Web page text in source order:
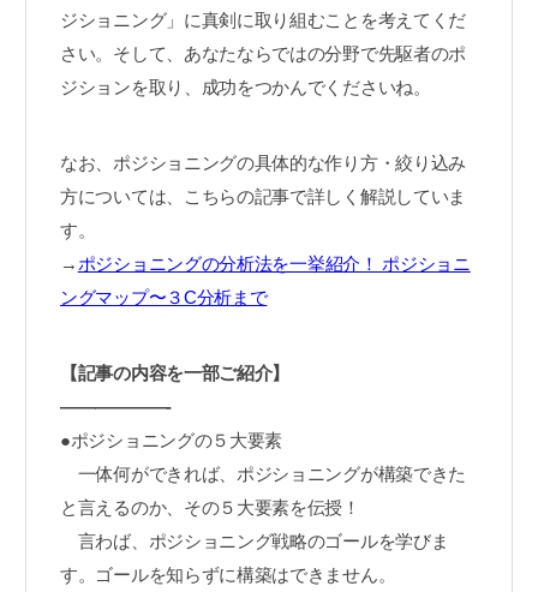
ジショニング」に真剣に取り組むことを考えてくだ
さい。そして、あなたならではの分野で先駆者のポ
ジションを取り、成功をつかんでくださいね。
なお、ポジショニングの具体的な作り方・絞り込み
方については、こちらの記事で詳しく解説していま
す。
→ ポジショニングの分析法を一挙紹介！ ポジショニ
ングマップ〜３C分析まで
【記事の内容を一部ご紹介】
——————-
●ポジショニングの５大要素
一体何ができれば、ポジショニングが構築できた
と言えるのか、その５大要素を伝授！
言わば、ポジショニング戦略のゴールを学びま
す。ゴールを知らずに構築はできません。